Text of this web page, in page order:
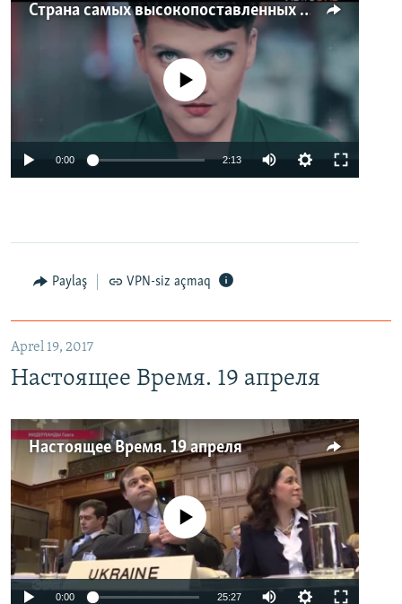
Страна самых высокопоставленных телеведущих. Почему политики захватили телеэфир Украины
No media source currently available
0:00 2:13
Paylaş VPN-siz açmaq
Aprel 19, 2017
Настоящее Время. 19 апреля
Настоящее Время. 19 апреля
No media source currently available
0:00 25:27